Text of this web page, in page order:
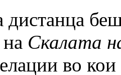
дистанца
Скалата
во